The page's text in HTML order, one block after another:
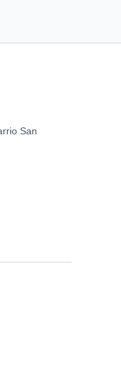
San